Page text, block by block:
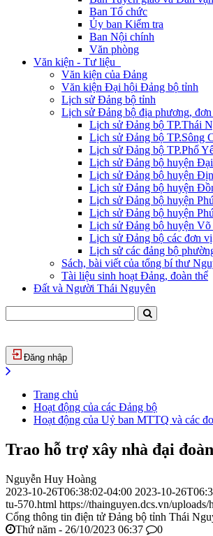
Ban Tổ chức
Ủy ban Kiểm tra
Ban Nội chính
Văn phòng
Văn kiện - Tư liệu
Văn kiện của Đảng
Văn kiện Đại hội Đảng bộ tỉnh
Lịch sử Đảng bộ tỉnh
Lịch sử Đảng bộ địa phương,
Lịch sử Đảng bộ TP.Thái
Lịch sử Đảng bộ TP.Sông
Lịch sử Đảng bộ TP.Phổ
Lịch sử Đảng bộ huyện
Lịch sử Đảng bộ huyện
Lịch sử Đảng bộ huyện
Lịch sử Đảng bộ huyện
Lịch sử Đảng bộ huyện
Lịch sử Đảng bộ huyện Võ
Lịch sử Đảng bộ các đơn
Lịch sử các đảng bộ
Sách, bài viết của tổng bí thư
Tài liệu sinh hoạt Đảng, đoàn thể
Đất và Người Thái Nguyên
Đăng nhập
Trang chủ
Hoạt động của các Đảng bộ
Hoạt động của Uỷ ban MTTQ và các
Trao hỗ trợ xây nhà đại
Nguyễn Huy Hoàng
2023-10-26T06:38:02-04:00 2023-10-
tu-570.html https://thainguyen.dcs.vn/
Cổng thông tin điện tử Đảng bộ tỉnh Thái
Thứ năm - 26/10/2023 06:37
0